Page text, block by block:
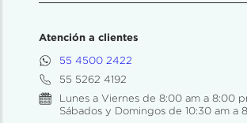
Atención a clientes
55 4500 2422
55 5262 4192
Lunes a Viernes de 8:00 am a 8:00
Sábados y Domingos de 10:30 am a